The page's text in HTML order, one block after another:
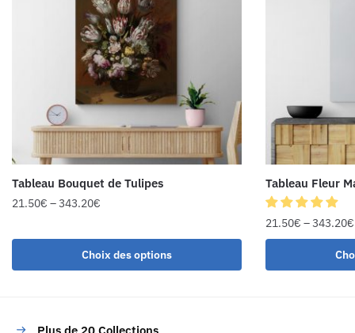
Tableau Bouquet de Tulipes
21.50€ –343.20€
Choix des options
Tableau Fleur
21.50€ –343.20€